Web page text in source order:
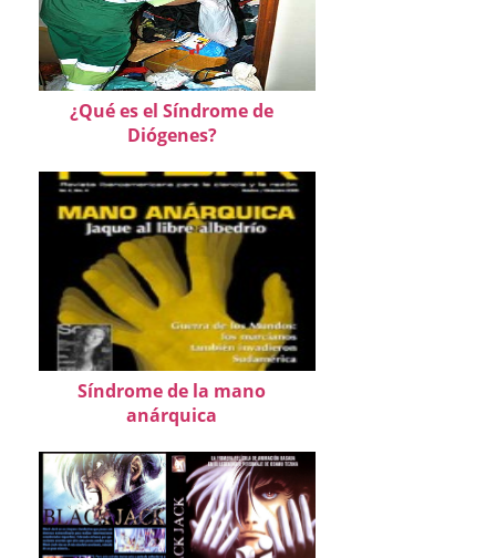
¿Qué es el Síndrome de
Diógenes?
Síndrome de la mano
anárquica